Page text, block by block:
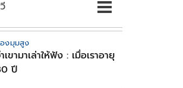
งมุมสูง
เขามาเล่าให้ฟัง : เมื่อเราอายุ
ปี